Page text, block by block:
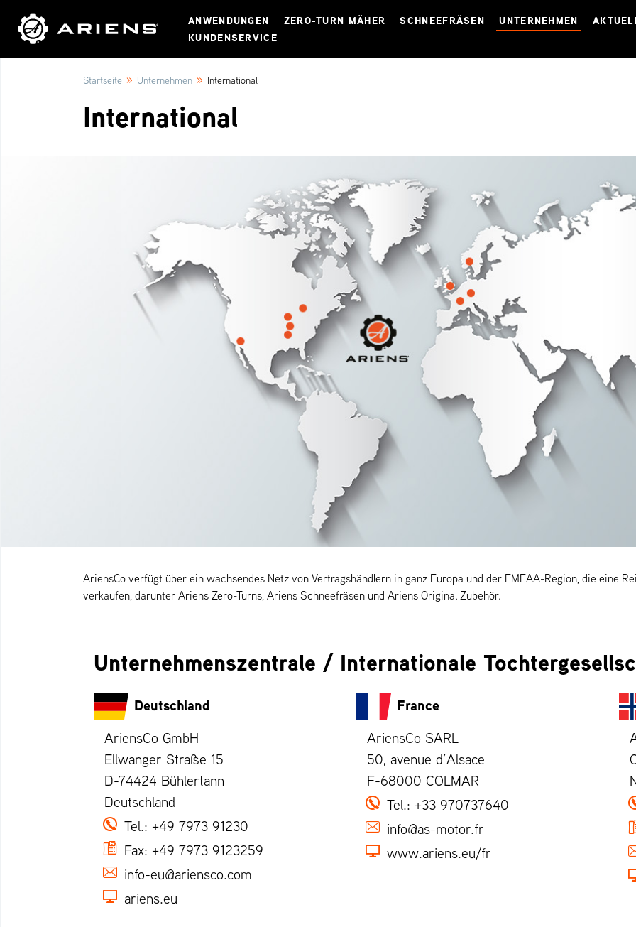
ANWENDUNGEN ZERO-TURN MÄHER SCHNEEFRÄSEN UNTERNEHMEN
KUNDENSERVICE
Startseite » Unternehmen » International
International
AriensCo verfügt über ein wachsendes Netz von Vertragshändlern in ganz Europa und der EMEAA-Region, die eine
verkaufen, darunter Ariens Zero-Turns, Ariens Schneefräsen und Ariens Original Zubehör.
Unternehmenszentrale / Internationale
Deutschland
AriensCo GmbH
Ellwanger Straße 15
D-74424 Bühlertann
Deutschland
Tel.: +49 7973 91230
Fax: +49 7973 9123259
info-eu@ariensco.com
ariens.eu
France
AriensCo SARL
50, avenue d’Alsace
F-68000 COLMAR
Tel.: +33 970737640
info@as-motor.fr
www.ariens.eu/fr